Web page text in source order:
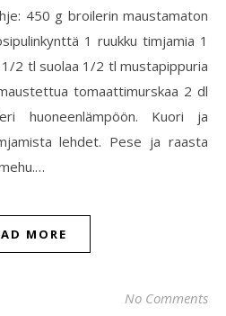
450 g broilerin maustamaton
1 ruukku timjamia 1
2 tl suolaa 1/2 tl mustapippuria
tomaattimurskaa 2 dl
huoneenlämpöön. Kuori ja
lehdet. Pese ja raasta
MORE
No Comments